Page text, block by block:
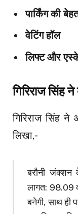
पार्किंग की
वेटिंग हॉल
लिफ्ट और
गिरिराज सिंह ने
गिरिराज सिंह
लिखा,-
बरौनी जंक्शन
लागत: ₹98.09
बनेगी, साथ ही